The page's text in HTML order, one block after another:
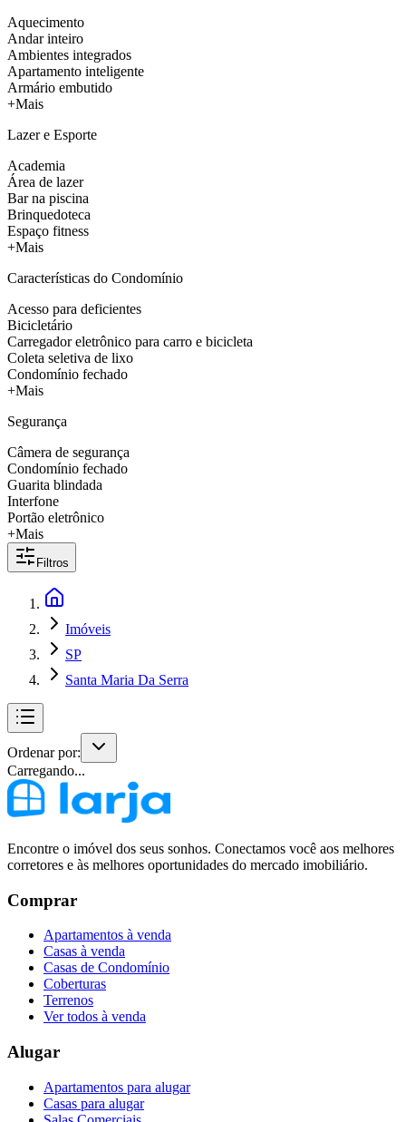
Aquecimento
Andar inteiro
Ambientes integrados
Apartamento inteligente
Armário embutido
+Mais
Lazer e Esporte
Academia
Área de lazer
Bar na piscina
Brinquedoteca
Espaço fitness
+Mais
Características do Condomínio
Acesso para deficientes
Bicicletário
Carregador eletrônico para carro e bicicleta
Coleta seletiva de lixo
Condomínio fechado
+Mais
Segurança
Câmera de segurança
Condomínio fechado
Guarita blindada
Interfone
Portão eletrônico
+Mais
Filtros
Imóveis
SP
Santa Maria Da Serra
Ordenar por:
Carregando...
Encontre o imóvel dos seus sonhos. Conectamos você aos melhores
corretores e às melhores oportunidades do mercado imobiliário.
Comprar
Apartamentos à venda
Casas à venda
Casas de Condomínio
Coberturas
Terrenos
Ver todos à venda
Alugar
Apartamentos para alugar
Casas para alugar